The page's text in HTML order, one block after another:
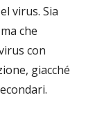
virus. Sia
che
con
giacché